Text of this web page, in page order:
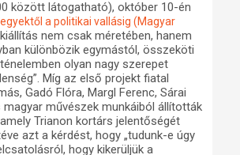
között látogatható), október 10-én
a politikai vallásig (Magyar
nem csak méretében, hanem
különbözik egymástól, összeköti
olyan nagy szerepet
Míg az első projekt fiatal
Gadó Flóra, Margl Ferenc, Sárai
művészek munkáiból állították
Trianon kortárs jelentőségét
azt a kérdést, hogy „tudunk-e úgy
hogy kikerüljük a